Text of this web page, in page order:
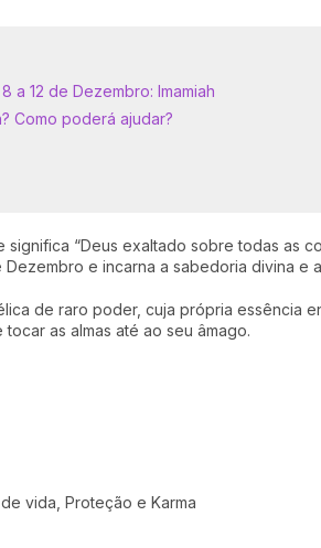
a 12 de Dezembro: Imamiah
Como poderá ajudar?
“Deus exaltado sobre todas as
e incarna a sabedoria divina e
de raro poder, cuja própria essência
tocar as almas até ao seu âmago.
vida, Proteção e Karma